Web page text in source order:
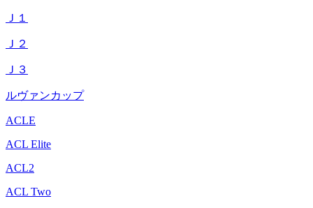
Ｊ１
Ｊ２
Ｊ３
ルヴァンカップ
ACLE
ACL Elite
ACL2
ACL Two